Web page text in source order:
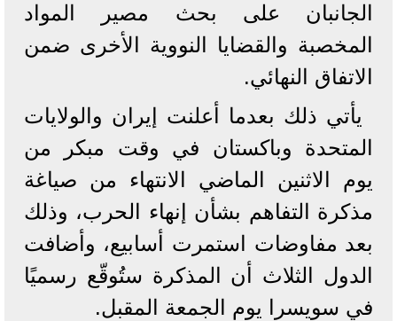
الجانبان على بحث مصير المواد
المخصبة والقضايا النووية الأخرى ضمن
الاتفاق النهائي.
يأتي ذلك بعدما أعلنت إيران والولايات
المتحدة وباكستان في وقت مبكر من
يوم الاثنين الماضي الانتهاء من صياغة
مذكرة التفاهم بشأن إنهاء الحرب، وذلك
بعد مفاوضات استمرت أسابيع، وأضافت
الدول الثلاث أن المذكرة ستُوقّع رسميًا
في سويسرا يوم الجمعة المقبل.